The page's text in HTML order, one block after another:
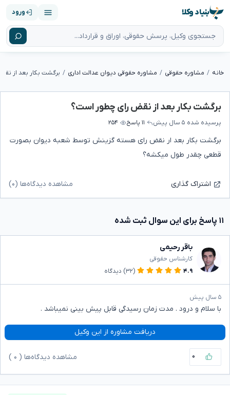
بنیاد وکلا ورود
خانه مشاوره حقوقی مشاوره حقوقی دیوان عدالت اداری برگشت بکار بعد از
برگشت بکار بعد از نقض رای چطور است؟
پرسیده شده ۵ سال پیش ۱۱ پاسخ ۲۵۴
برگشت بکار بعد ار نقض رای هسته گزینش توسط شعبه دیوان بصورت
قطعی چقدر طول میکشه؟
اشتراک گذاری مشاهده دیدگاه‌ها (۰)
۱۱ پاسخ برای این سوال ثبت شده
باقر رحیمی
کارشناس حقوقی
۴.۹
(۳۲) دیدگاه
۵ سال پیش
با سلام و درود . مدت زمان رسیدگی قابل پیش بینی نمیباشد .
دریافت مشاوره از این وکیل
۰ مشاهده دیدگاه‌ها ( ۰